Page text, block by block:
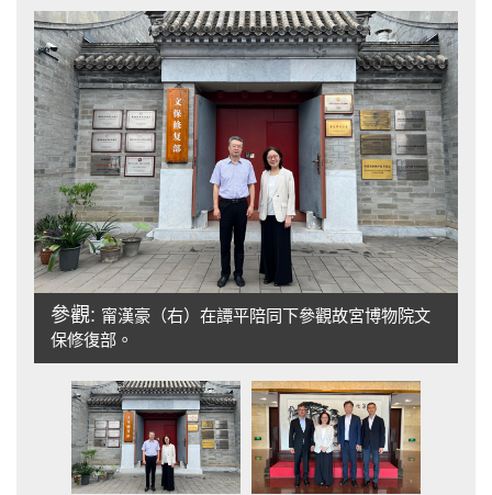
參觀: 甯漢豪（右）在譚平陪同下參觀故宮博物院文
保修復部。